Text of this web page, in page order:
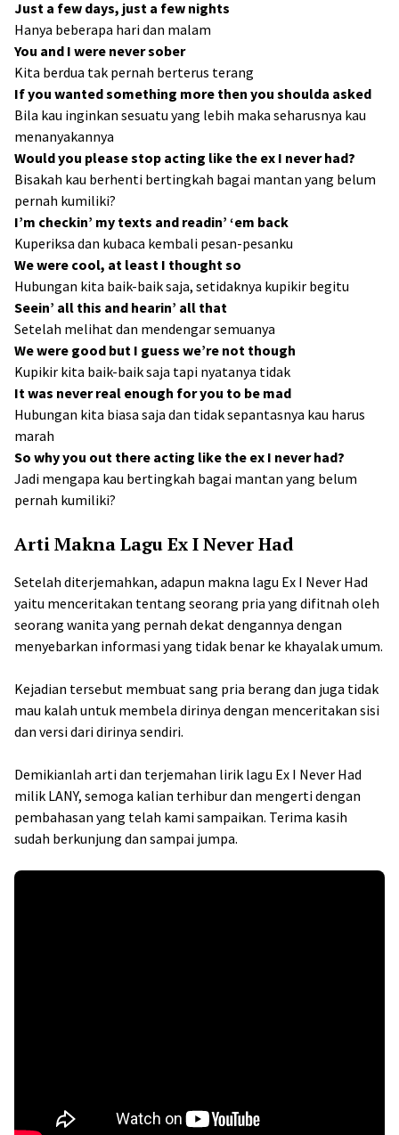
Just a few days, just a few nights
Hanya beberapa hari dan malam
You and I were never sober
Kita berdua tak pernah berterus terang
If you wanted something more then you shoulda asked
Bila kau inginkan sesuatu yang lebih maka seharusnya kau
menanyakannya
Would you please stop acting like the ex I never had?
Bisakah kau berhenti bertingkah bagai mantan yang belum
pernah kumiliki?
I’m checkin’ my texts and readin’ ‘em back
Kuperiksa dan kubaca kembali pesan-pesanku
We were cool, at least I thought so
Hubungan kita baik-baik saja, setidaknya kupikir begitu
Seein’ all this and hearin’ all that
Setelah melihat dan mendengar semuanya
We were good but I guess we’re not though
Kupikir kita baik-baik saja tapi nyatanya tidak
It was never real enough for you to be mad
Hubungan kita biasa saja dan tidak sepantasnya kau harus
marah
So why you out there acting like the ex I never had?
Jadi mengapa kau bertingkah bagai mantan yang belum
pernah kumiliki?
Arti Makna Lagu Ex I Never Had
Setelah diterjemahkan, adapun makna lagu Ex I Never Had
yaitu menceritakan tentang seorang pria yang difitnah oleh
seorang wanita yang pernah dekat dengannya dengan
menyebarkan informasi yang tidak benar ke khayalak umum.
Kejadian tersebut membuat sang pria berang dan juga tidak
mau kalah untuk membela dirinya dengan menceritakan sisi
dan versi dari dirinya sendiri.
Demikianlah arti dan terjemahan lirik lagu Ex I Never Had
milik LANY, semoga kalian terhibur dan mengerti dengan
pembahasan yang telah kami sampaikan. Terima kasih
sudah berkunjung dan sampai jumpa.